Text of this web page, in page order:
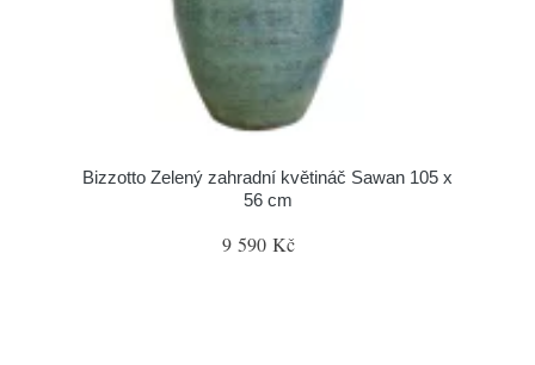
Bizzotto Zelený zahradní květináč Sawan 105 x
56 cm
9 590 Kč